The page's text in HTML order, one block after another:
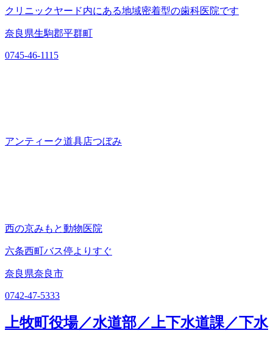
クリニックヤード内にある地域密着型の歯科医院です
奈良県生駒郡平群町
0745-46-1115
アンティーク道具店つぼみ
西の京みもと動物医院
六条西町バス停よりすぐ
奈良県奈良市
0742-47-5333
上牧町役場／水道部／上下水道課／下水